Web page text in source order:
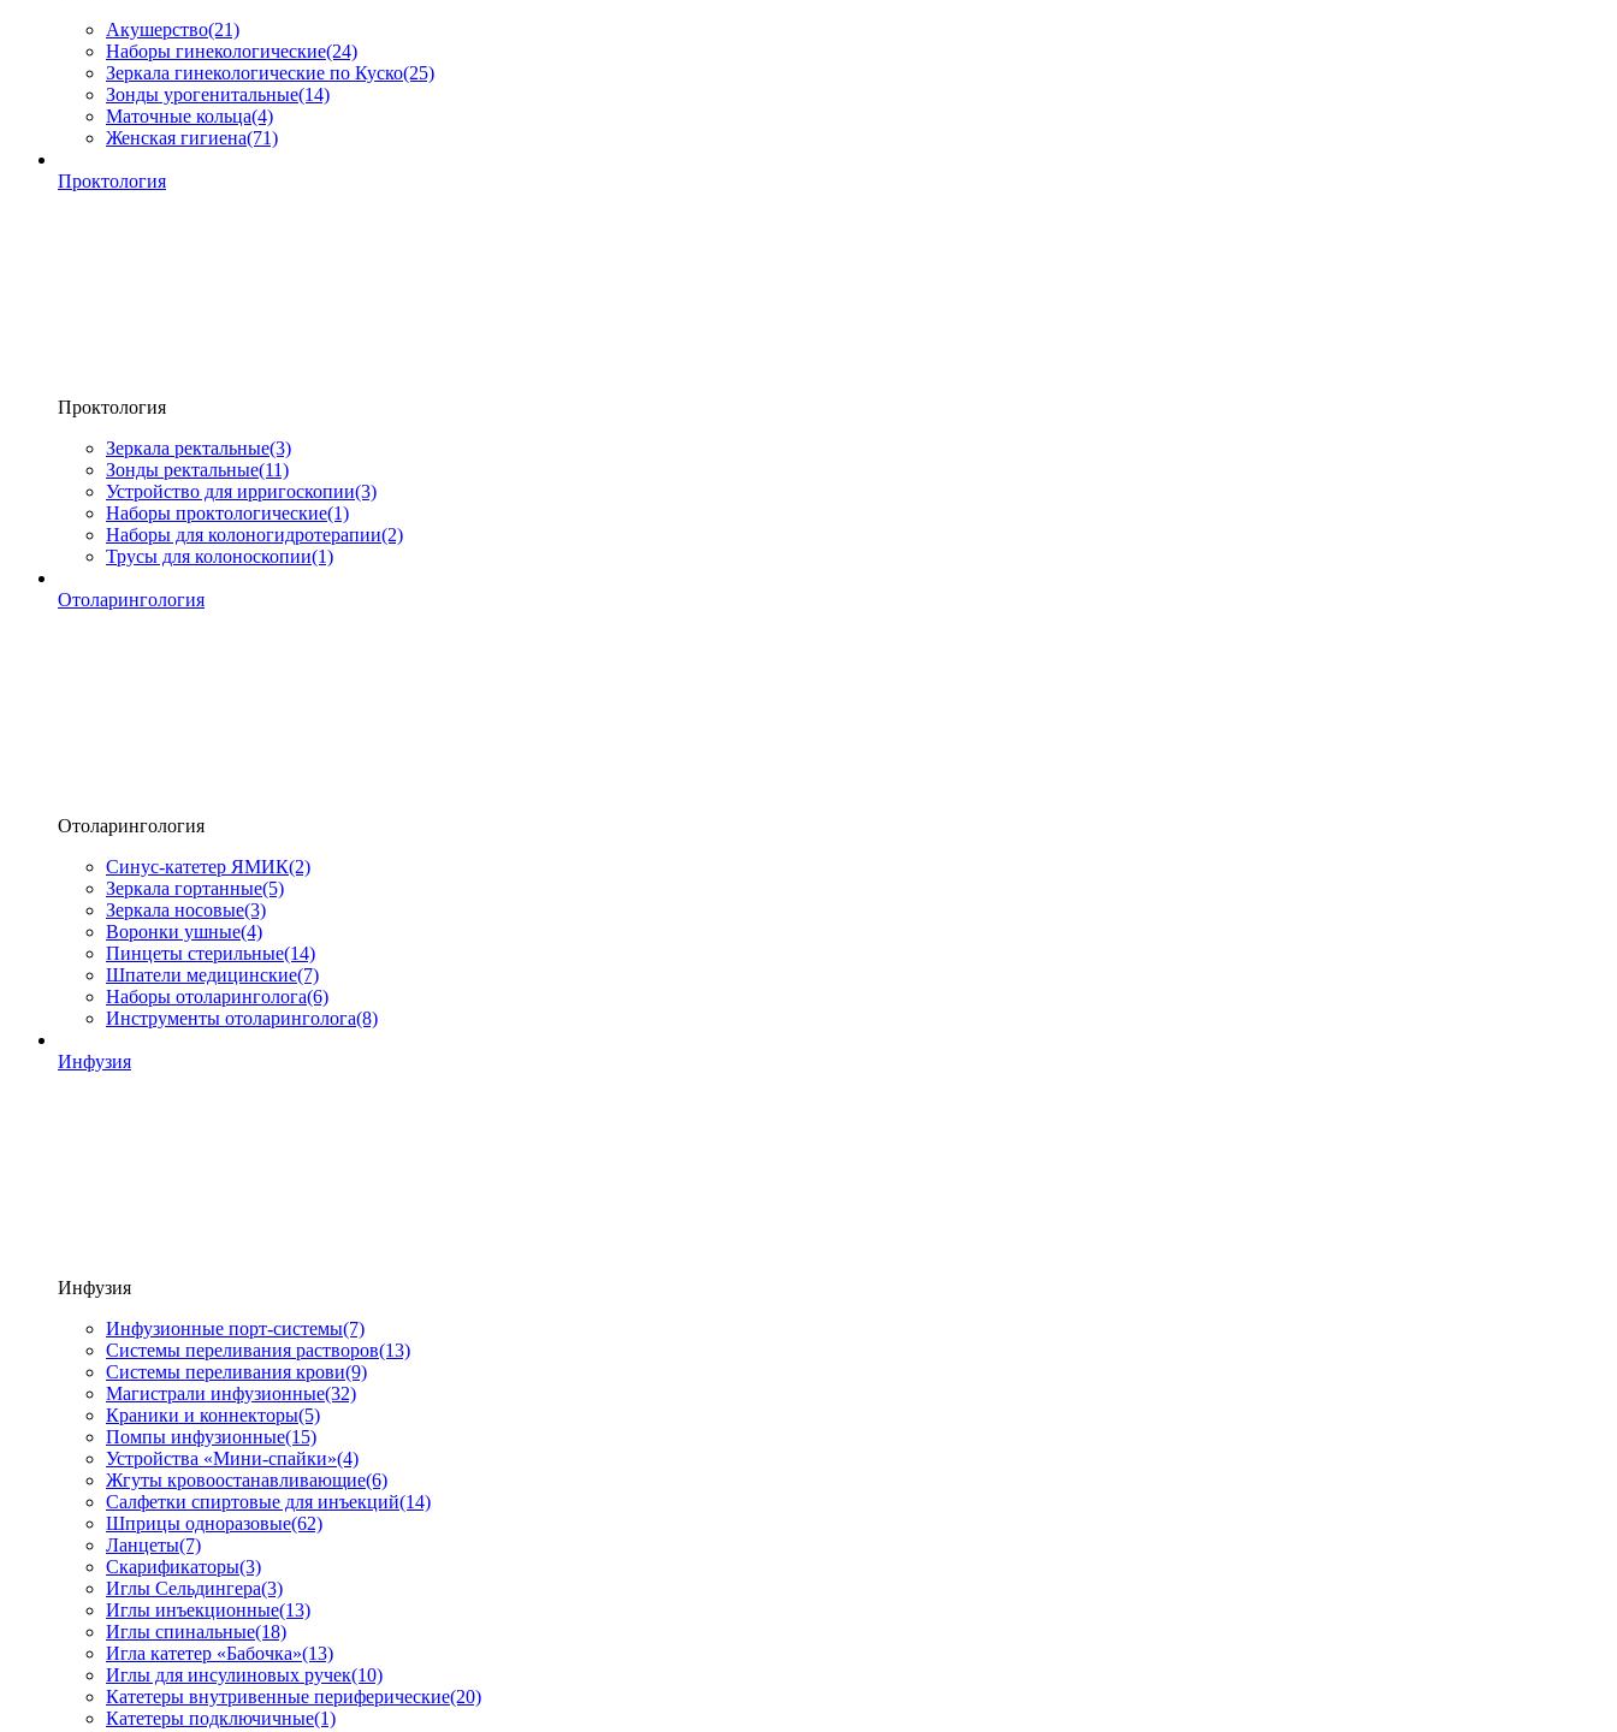
Акушерство(21)
Наборы гинекологические(24)
Зеркала гинекологические по Куско(25)
Зонды урогенитальные(14)
Маточные кольца(4)
Женская гигиена(71)
Проктология
Проктология
Зеркала ректальные(3)
Зонды ректальные(11)
Устройство для ирригоскопии(3)
Наборы проктологические(1)
Наборы для колоногидротерапии(2)
Трусы для колоноскопии(1)
Отоларингология
Отоларингология
Синус-катетер ЯМИК(2)
Зеркала гортанные(5)
Зеркала носовые(3)
Воронки ушные(4)
Пинцеты стерильные(14)
Шпатели медицинские(7)
Наборы отоларинголога(6)
Инструменты отоларинголога(8)
Инфузия
Инфузия
Инфузионные порт-системы(7)
Системы переливания растворов(13)
Системы переливания крови(9)
Магистрали инфузионные(32)
Краники и коннекторы(5)
Помпы инфузионные(15)
Устройства «Мини-спайки»(4)
Жгуты кровоостанавливающие(6)
Салфетки спиртовые для инъекций(14)
Шприцы одноразовые(62)
Ланцеты(7)
Скарификаторы(3)
Иглы Сельдингера(3)
Иглы инъекционные(13)
Иглы спинальные(18)
Игла катетер «Бабочка»(13)
Иглы для инсулиновых ручек(10)
Катетеры внутривенные периферические(20)
Катетеры подключичные(1)